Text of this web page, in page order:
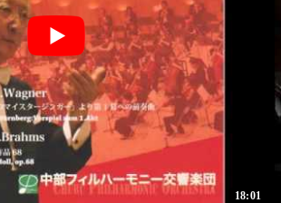
18:01